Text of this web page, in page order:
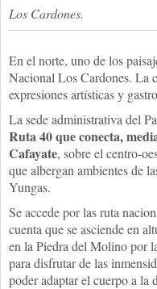
Los Cardones.
En el norte, uno de los
Nacional Los Cardones. La
expresiones artísticas y
La sede administrativa del
Ruta 40 que conecta,
Cafayate, sobre el centro-
que albergan ambientes de
Yungas.
Se accede por las ruta
cuenta que se asciende en
en la Piedra del Molino por
para disfrutar de las
poder adaptar el cuerpo a la